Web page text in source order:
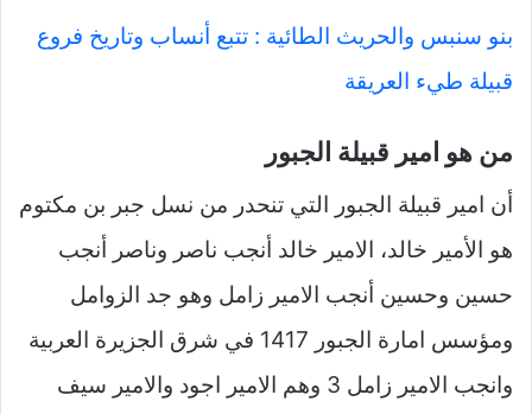
بنو سنبس والحريث الطائية : تتبع أنساب وتاريخ فروع
قبيلة طيء العريقة
من هو امير قبيلة الجبور
أن امير قبيلة الجبور التي تنحدر من نسل جبر بن مكتوم
هو الأمير خالد، الامير خالد أنجب ناصر وناصر أنجب
حسين وحسين أنجب الامير زامل وهو جد الزوامل
ومؤسس امارة الجبور 1417 في شرق الجزيرة العربية
وانجب الامير زامل 3 وهم الامير اجود والامير سيف